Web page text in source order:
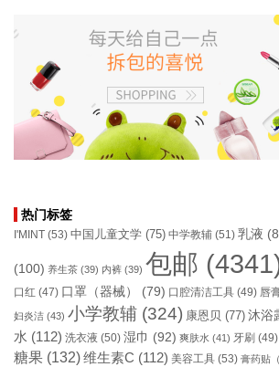
热门标签
I'MINT (53) 中国儿童文学 (75) 中学教辅 (51) 乳液
(100) 养生茶 (39) 内裤 (39) 包邮
口红 (47) 口罩（器械） (79) 口腔清洁工具 (49) 唇
妇炎洁 (43) 小学教辅 (324) 康恩贝 (77) 沐浴
水 (112) 洗衣液 (50) 湿巾 (92) 爽肤水 (41) 牙刷 (49)
糖果 (132)维生素C (112) 美容工具 (53) 膏药贴